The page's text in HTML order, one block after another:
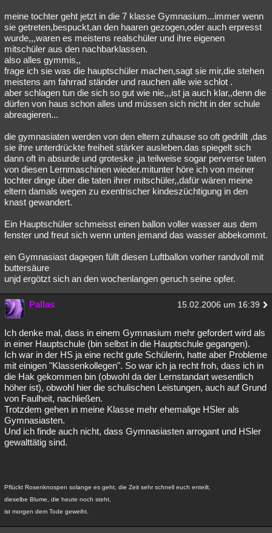
meine tochter geht jetzt in die 7 klasse Gymnasium...immer wenn
sie getreten,bespuckt,an den haaren gezogen,oder auch erpresst
wurde,,,waren es meistens realschüler und ihre eigenen
mitschüler aus den nachbarklassen.
also alles gymmis,,
frage ich sie was die hauptschüler machen,sagt sie mir,die stehen
meistens am fahrrad ständer und rauchen alle wie schlot .
aber schlagen tun die sich so gut wie nie,,,ist ja auch klar,,denn die
dürfen von haus schon alles und müssen sich nicht in der schule
abreagieren...
die gymnasiaten werden von den eltern zuhause so oft gedrillt ,das
sie ihre unterdrückte freiheit stärker ausleben.das spiegelt sich
dann oft in absurde und groteske ,ja teilweise sogar perverse taten
von diesen Lernmaschinen wieder.mitunter höre ich von meiner
tochter dinge über die taten ihrer mitschüler,,dafür wären meine
eltern damals wegen zu exentrischer kindeszüchtigung in den
knast gewandert.
Ein Hauptschüler schmeisst einen ballon voller wasser aus dem
fenster und freut sich wenn unten jemand das wasser abbekommt.
ein Gymnasiast dagegen füllt diesen Luftballon vorher randvoll mit
buttersäure
unjd ergötzt sich an den wochenlangen geruch seine opfer.
Pallas 15.02.2006 um 16:39
Ich denke mal, dass in einem Gymnasium mehr gefordert wird als
in einer Hauptschule (bin selbst in die Hauptschule gegangen).
Ich war in der HS ja eine recht gute Schülerin, hatte aber Probleme
mit einigen "Klassenkollegen". So war ich ja recht froh, dass ich in
die Hak gekommen bin (obwohl da der Lernstandart wesentlich
höher ist), obwohl hier die schulischen Leistungen, auch auf Grund
von Faulheit, nachließen.
Trotzdem gehen in meine Klasse mehr ehemalige HSler als
Gymnasiasten.
Und ich finde auch nicht, dass Gymnasiasten arrogant und HSler
gewalttätig sind.
Pflückt Rosenknospen solange es geht, die Zeit sehr schnell euch enteilt,
dieselbe Blume, die heute noch steht,
ist morgen dem Tode geweiht.